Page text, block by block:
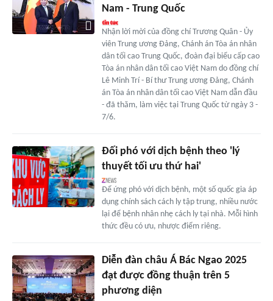
Nam - Trung Quốc
Nhận lời mời của đồng chí Trương Quân - Ủy
viên Trung ương Đảng, Chánh án Tòa án nhân
dân tối cao Trung Quốc, đoàn đại biểu cấp cao
Tòa án nhân dân tối cao Việt Nam do đồng chí
Lê Minh Trí - Bí thư Trung ương Đảng, Chánh
án Tòa án nhân dân tối cao Việt Nam dẫn đầu
- đã thăm, làm việc tại Trung Quốc từ ngày 3 -
7/6.
Đối phó với dịch bệnh theo 'lý
thuyết tối ưu thứ hai'
Để ứng phó với dịch bệnh, một số quốc gia áp
dụng chính sách cách ly tập trung, nhiều nước
lại để bệnh nhân nhẹ cách ly tại nhà. Mỗi hình
thức đều có ưu, nhược điểm riêng.
Diễn đàn châu Á Bác Ngao 2025
đạt được đồng thuận trên 5
phương diện